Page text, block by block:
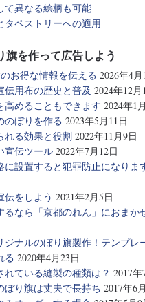
て異なる絵柄も可能
タペストリーへの適用
旗を作って広告しよう
お得な情報を伝える 2026年4月
伝用布の歴史と普及 2024年12月
高めることもできます 2024年1
のぼりを作る 2023年5月11日
れる効果と役割 2022年11月9日
宣伝ツール 2022年7月12日
に設置すると犯罪防止になりま
伝をしよう 2021年2月5日
なら「京都のれん」におまか
ジナルのぼり旗製作！テンプレ
る 2020年4月23日
れている縫製の種類は？ 2017年
ぼり旗は丈夫で長持ち 2017年6